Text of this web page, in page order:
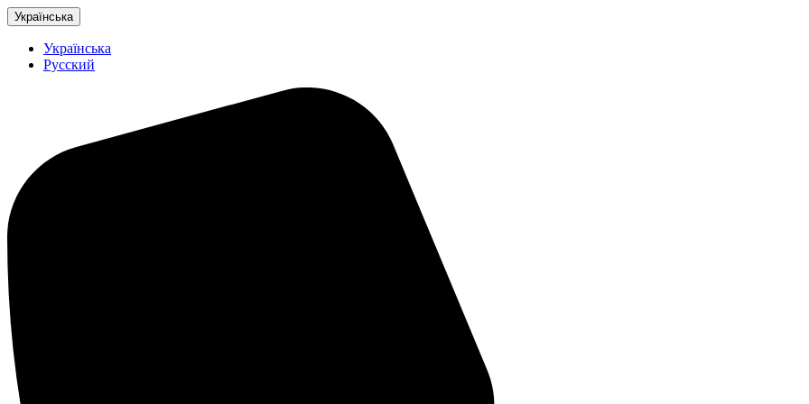
Українська
Українська
Русский